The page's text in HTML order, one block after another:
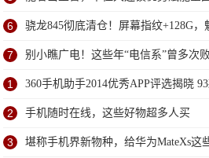
6 骁龙845彻底清仓！屏幕指纹+128G，
7 别小瞧广电！这些年“电信系”曾多次
1 360手机助手2014优秀APP评选揭晓
2 手机随时在线，这些好物超多人买
3 堪称手机界新物种，给华为MateXs这